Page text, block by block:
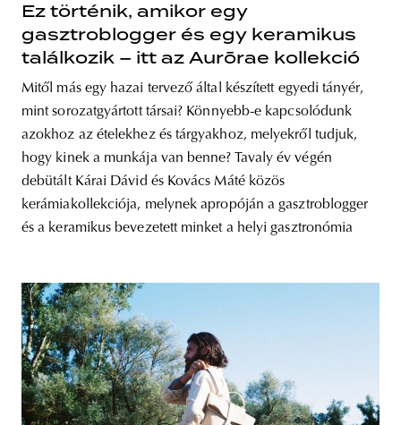
Ez történik, amikor egy
gasztroblogger és egy keramikus
találkozik – itt az Aurōrae kollekció
Mitől más egy hazai tervező által készített egyedi tányér,
mint sorozatgyártott társai? Könnyebb-e kapcsolódunk
azokhoz az ételekhez és tárgyakhoz, melyekről tudjuk,
hogy kinek a munkája van benne? Tavaly év végén
debütált Kárai Dávid és Kovács Máté közös
kerámiakollekciója, melynek apropóján a gasztroblogger
és a keramikus bevezetett minket a helyi gasztronómia